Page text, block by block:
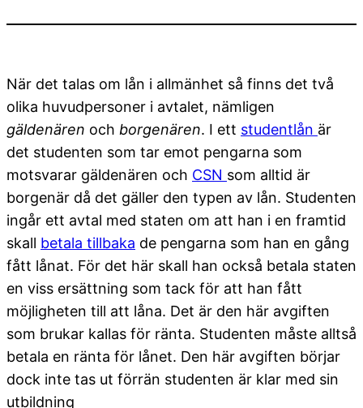
När det talas om lån i allmänhet så finns det två
olika huvudpersoner i avtalet, nämligen
gäldenären och borgenären. I ett studentlån är
det studenten som tar emot pengarna som
motsvarar gäldenären och CSN som alltid är
borgenär då det gäller den typen av lån. Studenten
ingår ett avtal med staten om att han i en framtid
skall betala tillbaka de pengarna som han en gång
fått lånat. För det här skall han också betala staten
en viss ersättning som tack för att han fått
möjligheten till att låna. Det är den här avgiften
som brukar kallas för ränta. Studenten måste alltså
betala en ränta för lånet. Den här avgiften börjar
dock inte tas ut förrän studenten är klar med sin
utbildning